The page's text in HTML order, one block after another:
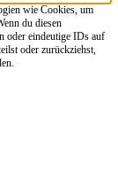
wie Cookies, um
du diesen
oder eindeutige IDs auf
oder zurückziehst,